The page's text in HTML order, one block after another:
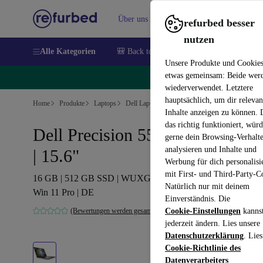
refurbed besser
nutzen
Unsere Produkte und
etwas gemeinsam: Beide
wiederverwendet. Letztere
hauptsächlich, um dir
Inhalte anzeigen zu können.
das richtig funktioniert,
gerne dein Browsing-
analysieren und Inhalte und
Werbung für dich
mit First- und Third-Party-
Natürlich nur mit deinem
Einverständnis. Die
Cookie-Einstellungen
jederzeit ändern. Lies unsere
Datenschutzerklärung.
Cookie-Richtlinie des
Datenverarbeiters
Über uns Verkaufen Hilfe
Alle Kategorien 🎒 Back to school
Home Produkte Laptops Dell Laptops
Dell Precision 5550 | i7-10875H
| 15.6"
16 GB | 512 GB SSD | WUXGA | Nvidia Quadro T2000 |
Win 11 Pro | DE
(Bewertungen werden gesammelt)